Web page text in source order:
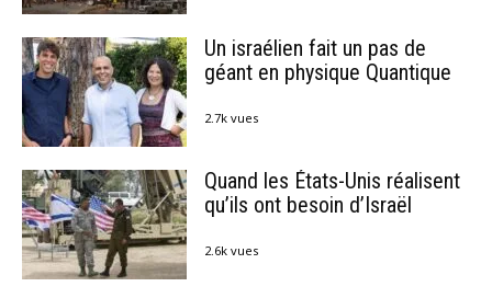
Un israélien fait un pas de
géant en physique Quantique
2.7k vues
Quand les États-Unis réalisent
qu’ils ont besoin d’Israël
2.6k vues